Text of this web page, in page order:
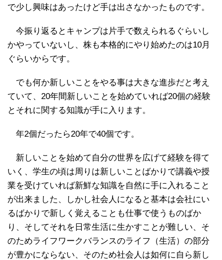
で少し興味はあったけど手は出さなかったものです。
今振り返るとキャンプは片手で数えられるぐらいし
かやっていないし、株も本格的にやり始めたのは10月
ぐらいからです。
でも何か新しいことをやる事は大きな進歩だと考え
ていて、20年間新しいことを始めていれば20個の経験
とそれに関する知識が手に入ります。
年2個だったら20年で40個です。
新しいことを始めて自分の世界を広げて経験を得て
いく、学生の頃は周りは新しいことばかりで講義や授
業を受けていれば新鮮な知識を自然に手に入れること
が出来ました、しかし社会人になると基本は会社にい
るばかりで新しく覚えることも仕事で使うものばか
り、そしてそれを日常生活に生かすことが難しい、そ
のためライフワークバランスのライフ（生活）の部分
が豊かにならない、そのため社会人は如何に自ら新し